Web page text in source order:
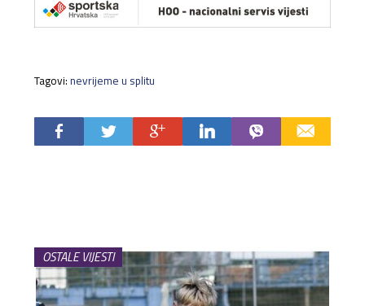
Tagovi:nevrijeme u splitu
OSTALE VIJESTI